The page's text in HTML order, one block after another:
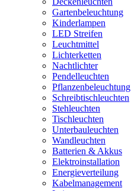
Gartenbeleuchtung
Kinderlampen
LED Streifen
Leuchtmittel
Lichterketten
Nachtlichter
Pendelleuchten
Pflanzenbeleuchtung
Schreibtischleuchten
Stehleuchten
Tischleuchten
Unterbauleuchten
Wandleuchten
Batterien & Akkus
Elektroinstallation
Energieverteilung
Kabelmanagement